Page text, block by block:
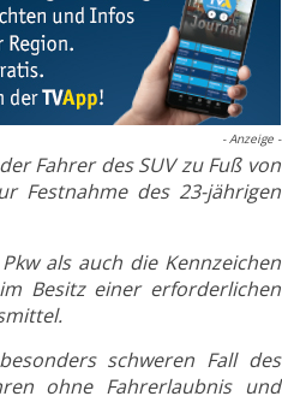
- Anzeige -
Fahrer des SUV zu Fuß von
Festnahme des 23-jährigen
als auch die Kennzeichen
Besitz einer erforderlichen
schweren Fall des
ohne Fahrerlaubnis und